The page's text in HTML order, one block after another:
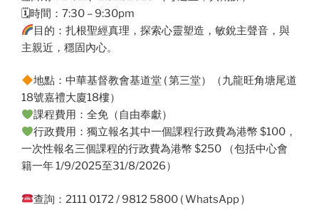
🗓時間：7:30 – 9:30pm
目的：扎根聖經真理，探索心靈塑造，敏銳主聲音，與
主親近，穩固內心。
地點：中華基督教會基道堂 ( 第三堂）（九龍旺角塘尾道
18號嘉禮大廈18樓）
課程費用：全免（自由奉獻）
行政費用：獨立報名其中一個課程行政費為港幣 $100，
一次性報名三個課程的行政費為港幣 $250 （包括中心會
籍一年 1/9/2025至31/8/2026）
查詢：2111 0172 / 9812 5800 ( WhatsApp )